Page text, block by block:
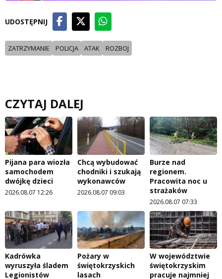
UDOSTĘPNIJ
ZATRZYMANIE POLICJA ATAK ROZBOJ
CZYTAJ DALEJ
Pijana para wiozła
samochodem
dwójkę dzieci
2026.08.07 12:26
Chcą wybudować
chodniki i szukają
wykonawców
2026.08.07 09:03
Burze nad
regionem.
Pracowita noc u
strażaków
2026.08.07 07:33
Kadrówka
wyruszyła śladem
Legionistów
Pożary w
świętokrzyskich
lasach
W województwie
świętokrzyskim
pracuje najmniej